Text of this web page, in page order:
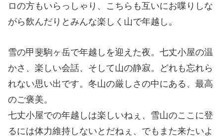
ロの方もいらっしゃり、こちらも互いにお喋りしな
がら飲んだりとみんな楽しく山で年越し。
雪の甲斐駒ヶ岳で年越しを迎えた夜。七丈小屋の温
かさ、楽しい会話、そして山の静寂。どれも忘れら
れない思い出です。冬山の厳しさの中にある、最高
のご褒美。
七丈小屋での年越しは楽しいねぇ、雪山のここに登
るには体力維持しないとだねぇ、でもまた来たいよ